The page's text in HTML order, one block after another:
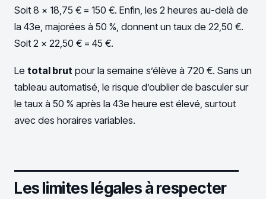
Soit 8 x 18,75 € = 150 €. Enfin, les 2 heures au-delà de
la 43e, majorées à 50 %, donnent un taux de 22,50 €.
Soit 2 x 22,50 € = 45 €.
Le total brut pour la semaine s’élève à 720 €. Sans un
tableau automatisé, le risque d’oublier de basculer sur
le taux à 50 % après la 43e heure est élevé, surtout
avec des horaires variables.
Les limites légales à respecter